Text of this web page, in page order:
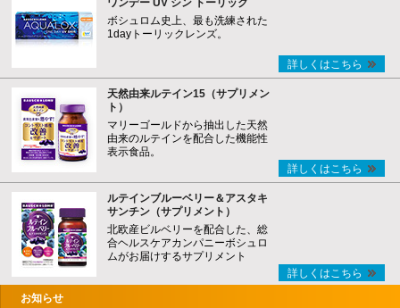
ボシュロム史上、最も洗練された
1dayトーリックレンズ。
詳しくはこちら
天然由来ルテイン15（サプリメン
ト）
マリーゴールドから抽出した天然
由来のルテインを配合した機能性
表示食品。
詳しくはこちら
ルテインブルーベリー＆アスタキ
サンチン（サプリメント）
北欧産ビルベリーを配合した、総
合ヘルスケアカンパニーボシュロ
ムがお届けするサプリメント
詳しくはこちら
お知らせ